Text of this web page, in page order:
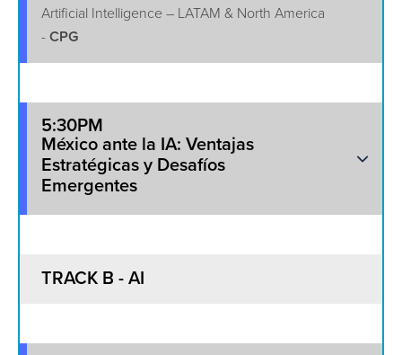
Artificial Intelligence – LATAM & North America
- CPG
5:30PM
México ante la IA: Ventajas
Estratégicas y Desafíos
Emergentes
TRACK B - AI